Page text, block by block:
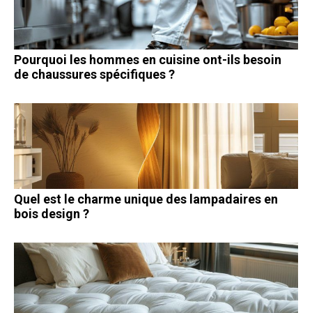
Pourquoi les hommes en cuisine ont-ils besoin
de chaussures spécifiques ?
Quel est le charme unique des lampadaires en
bois design ?